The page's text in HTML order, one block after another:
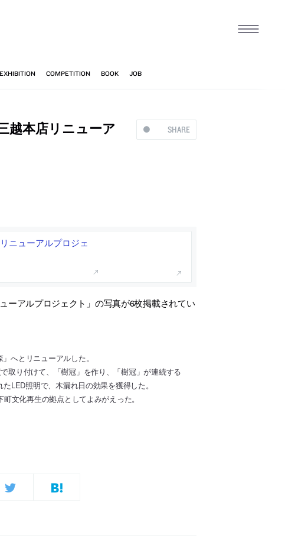
SHARE
越本店リニューア
ニューアルプロジェ
ーアルプロジェクト」の写真が6枚掲載されてい
へとリニューアルした。
取り付けて、「樹冠」を作り、「樹冠」が連続する
LED照明で、木漏れ日の効果を獲得した。
文化再生の拠点としてよみがえった。